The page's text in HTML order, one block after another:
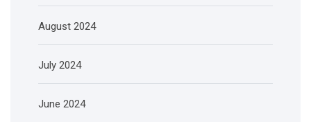
August 2024
July 2024
June 2024